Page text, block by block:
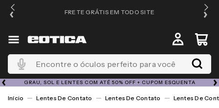
FRETE GRÁTIS EM TODO SITE
Encontre o óculos perfeito para você
GRAU, SOL E LENTES COM ATÉ 50% OFF + CUPOM ESQUENTA
Lentes De Contato Lentes De Contato Lentes De